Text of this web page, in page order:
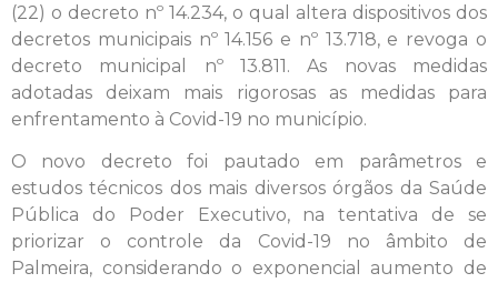
(22) o decreto nº 14.234, o qual altera dispositivos dos
decretos municipais nº 14.156 e nº 13.718, e revoga o
decreto municipal nº 13.811. As novas medidas
adotadas deixam mais rigorosas as medidas para
enfrentamento à Covid-19 no município.
O novo decreto foi pautado em parâmetros e
estudos técnicos dos mais diversos órgãos da Saúde
Pública do Poder Executivo, na tentativa de se
priorizar o controle da Covid-19 no âmbito de
Palmeira, considerando o exponencial aumento de